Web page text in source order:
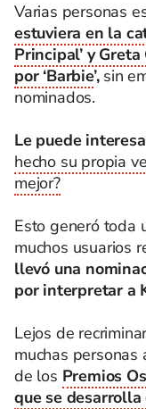
Varias personas
estuviera en la
Principal’ y
por ‘Barbie’,sin
nominados.
Le puede
hecho su propia
mejor?
Esto generó toda
muchos usuarios
llevó una
por interpretar a
Lejos de
muchas personas
de los Premios
que se desarrolla